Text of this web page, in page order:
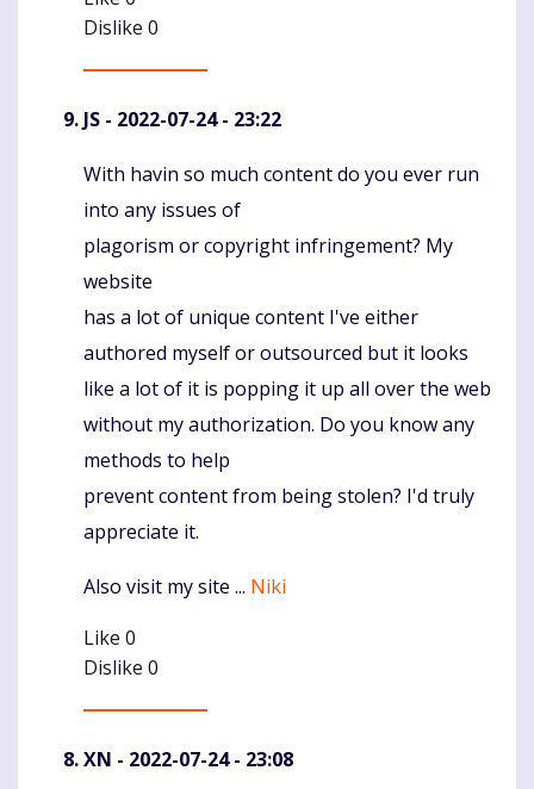
Dislike 0
JS - 2022-07-24 - 23:22
Komentaras
With havin so much content do you ever run
into any issues of
plagorism or copyright infringement? My
website
has a lot of unique content I've either
authored myself or outsourced but it looks
like a lot of it is popping it up all over the web
without my authorization. Do you know any
methods to help
prevent content from being stolen? I'd truly
appreciate it.
Also visit my site ... Niki
Like 0
Dislike 0
XN - 2022-07-24 - 23:08